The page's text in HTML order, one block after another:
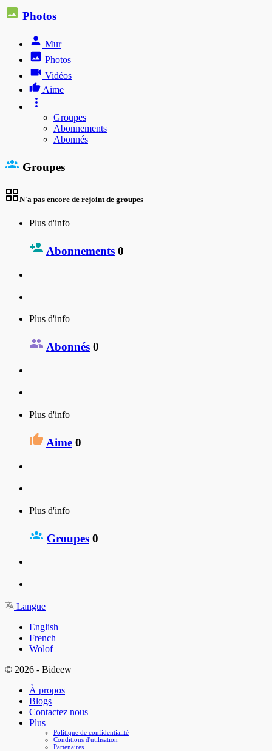
Photos
Mur
Photos
Vidéos
Aime
Groupes
Abonnements
Abonnés
Groupes
N'a pas encore de rejoint de groupes
Plus d'info
Abonnements 0
Plus d'info
Abonnés 0
Plus d'info
Aime 0
Plus d'info
Groupes 0
Langue
English
French
Wolof
© 2026 - Bideew
À propos
Blogs
Contactez nous
Plus
Politique de confidentialité
Conditions d'utilisation
Partenaires